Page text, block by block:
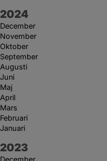
År:
2024
December
November
Oktober
September
Augusti
Juni
Maj
April
Mars
Februari
Januari
År:
2023